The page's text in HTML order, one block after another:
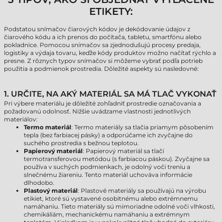
ETIKETY:
Podstatou snímačov čiarových kódov je dekódovanie údajov z
čiarového kódu a ich prenos do počítača, tabletu, smartfónu alebo
pokladnice. Pomocou snímačov sa zjednodušujú procesy predaja,
logistiky a výdaja tovaru, keďže kódy produktov možno načítať rýchlo a
presne. Z rôznych typov snímačov si môžeme vybrať podľa potrieb
použitia a podmienok prostredia. Dôležité aspekty sú nasledovné:
1. URČITE, NA AKÝ MATERIÁL SA MÁ TLAČ VYKONAŤ
Pri výbere materiálu je dôležité zohľadniť prostredie označovania a
požadovanú odolnosť. Nižšie uvádzame vlastnosti jednotlivých
materiálov:
Termo materiál: Termo materiály sa tlačia priamym pôsobením
tepla (bez farbiacej pásky) a odporúčame ich zvyčajne do
suchého prostredia s bežnou teplotou.
Papierový materiál: Papierový materiál sa tlačí
termotransferovou metódou (s farbiacou páskou). Zvyčajne sa
používa v suchých podmienkach, je odolný voči treniu a
slnečnému žiareniu. Tento materiál uchováva informácie
dlhodobo.
Plastový materiál: Plastové materiály sa používajú na výrobu
etikiet, ktoré sú vystavené osobitnému alebo extrémnemu
namáhaniu. Tieto materiály sú mimoriadne odolné voči vlhkosti,
chemikáliám, mechanickému namáhaniu a extrémnym